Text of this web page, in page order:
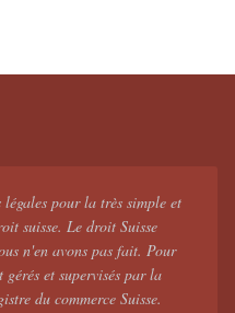
pour la très simple et
suisse. Le droit Suisse
n'en avons pas fait. Pour
et supervisés par la
du commerce Suisse.